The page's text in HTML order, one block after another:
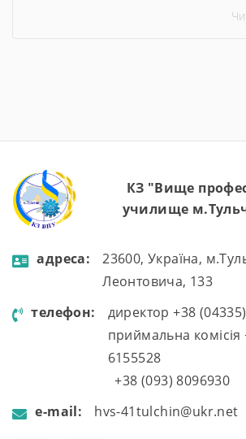
прозвітувала про підсумки
зіткнутися, […]
КЗ "Вище
училище
aдресa:
23600, Україна,
Леонтовича, 133
телефон:
директор +38
приймальна комісія
6155528
+38 (093) 8096930
e-mail:
hvs-41tulchin@ukr.net